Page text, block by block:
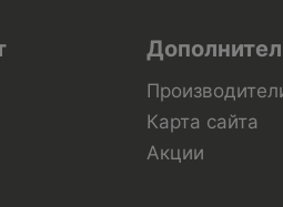
Карта сайта
Акции